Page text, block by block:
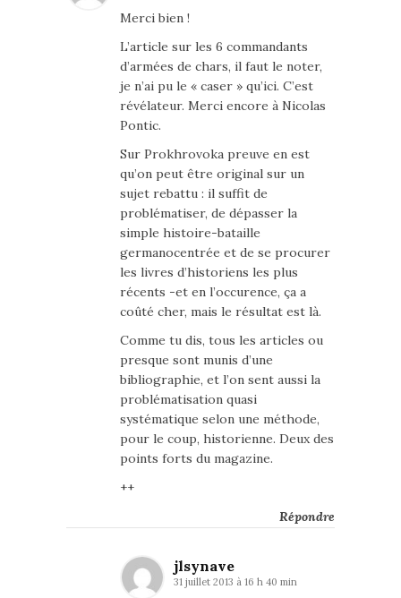
Merci bien !
L’article sur les 6 commandants
d’armées de chars, il faut le noter,
je n’ai pu le « caser » qu’ici. C’est
révélateur. Merci encore à Nicolas
Pontic.
Sur Prokhrovoka preuve en est
qu’on peut être original sur un
sujet rebattu : il suffit de
problématiser, de dépasser la
simple histoire-bataille
germanocentrée et de se procurer
les livres d’historiens les plus
récents -et en l’occurence, ça a
coûté cher, mais le résultat est là.
Comme tu dis, tous les articles ou
presque sont munis d’une
bibliographie, et l’on sent aussi la
problématisation quasi
systématique selon une méthode,
pour le coup, historienne. Deux des
points forts du magazine.
++
Répondre
jlsynave
31 juillet 2013 à 16 h 40 min